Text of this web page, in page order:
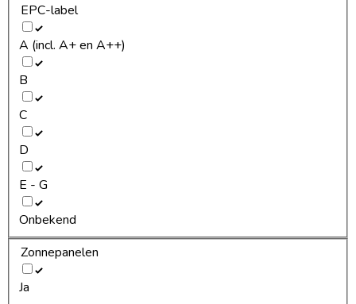
EPC-label
A (incl. A+ en A++)
B
C
D
E - G
Onbekend
Zonnepanelen
Ja